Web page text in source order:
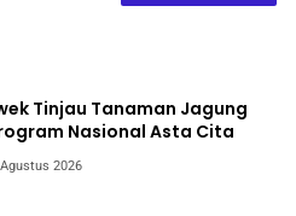
Tinjau Tanaman Jagung
Nasional Asta Cita
2026